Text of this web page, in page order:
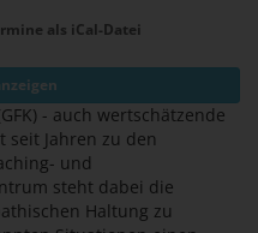
als iCal-Datei
- auch wertschätzende
Jahren zu den
und
steht dabei die
Haltung zu